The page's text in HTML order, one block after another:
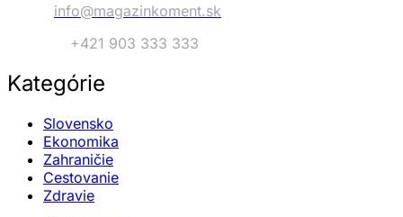
info@magazinkoment.sk
+421 903 333 333
Kategórie
Slovensko
Ekonomika
Zahraničie
Cestovanie
Zdravie